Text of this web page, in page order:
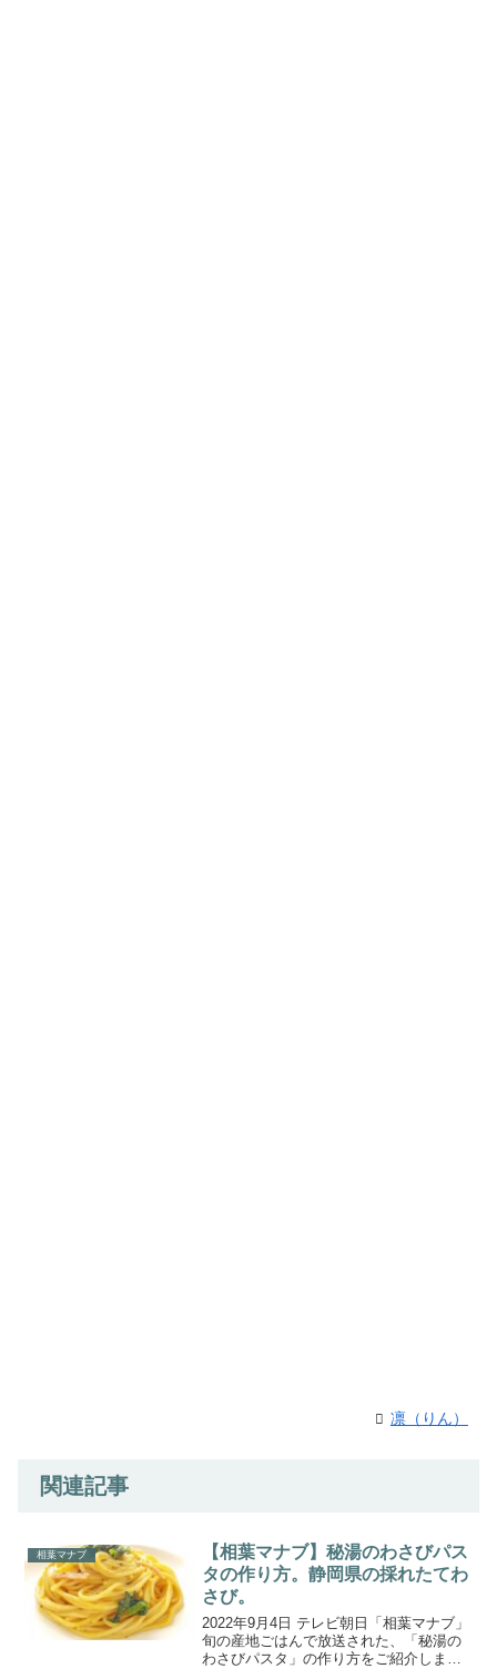
凛（りん）
関連記事
相葉マナブ
【相葉マナブ】秘湯のわさびパス
タの作り方。静岡県の採れたてわ
さび。
2022年9月4日 テレビ朝日「相葉マナブ」
旬の産地ごはんで放送された、「秘湯の
わさびパスタ」の作り方をご紹介しま